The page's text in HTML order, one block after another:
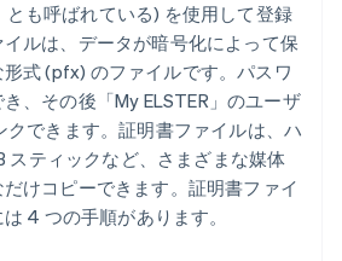
とも呼ばれている) を使用して登録
ルは、データが暗号化によって保
式 (pfx) のファイルです。パスワ
、その後「My ELSTER」のユーザ
クできます。証明書ファイルは、ハ
スティックなど、さまざまな媒体
けコピーできます。証明書ファイ
4 つの手順があります。